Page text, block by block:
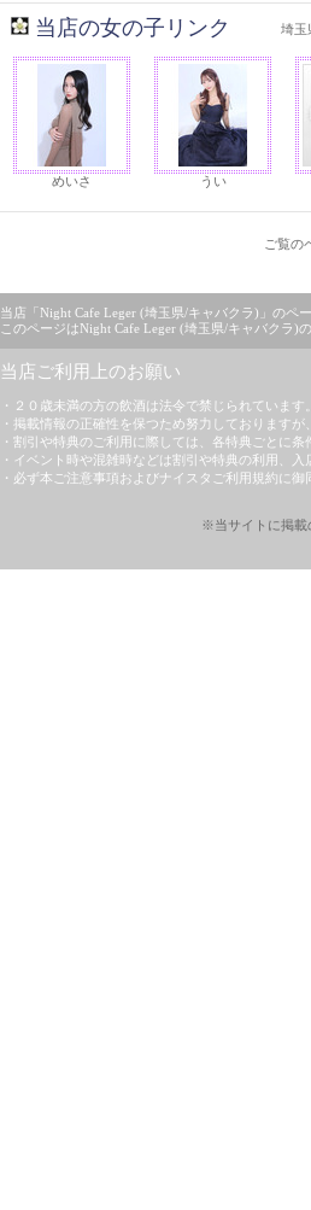
当店の女の子リンク 埼玉
めいさ うい
ご覧の
当店「Night Cafe Leger (埼玉県/キャバクラ)」のペ
このページはNight Cafe Leger (埼玉県/キャバクラ)
当店ご利用上のお願い
・２０歳未満の方の飲酒は法令で禁じられています
・掲載情報の正確性を保つため努力しております
・割引や特典のご利用に際しては、各特典ごとに
・イベント時や混雑時などは割引や特典の利用、
・必ず本ご注意事項およびナイスタご利用規約に御
※当サイトに掲載